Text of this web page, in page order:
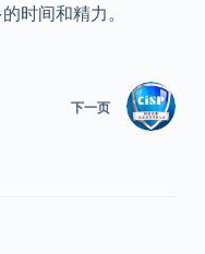
时间和精力。
下一页